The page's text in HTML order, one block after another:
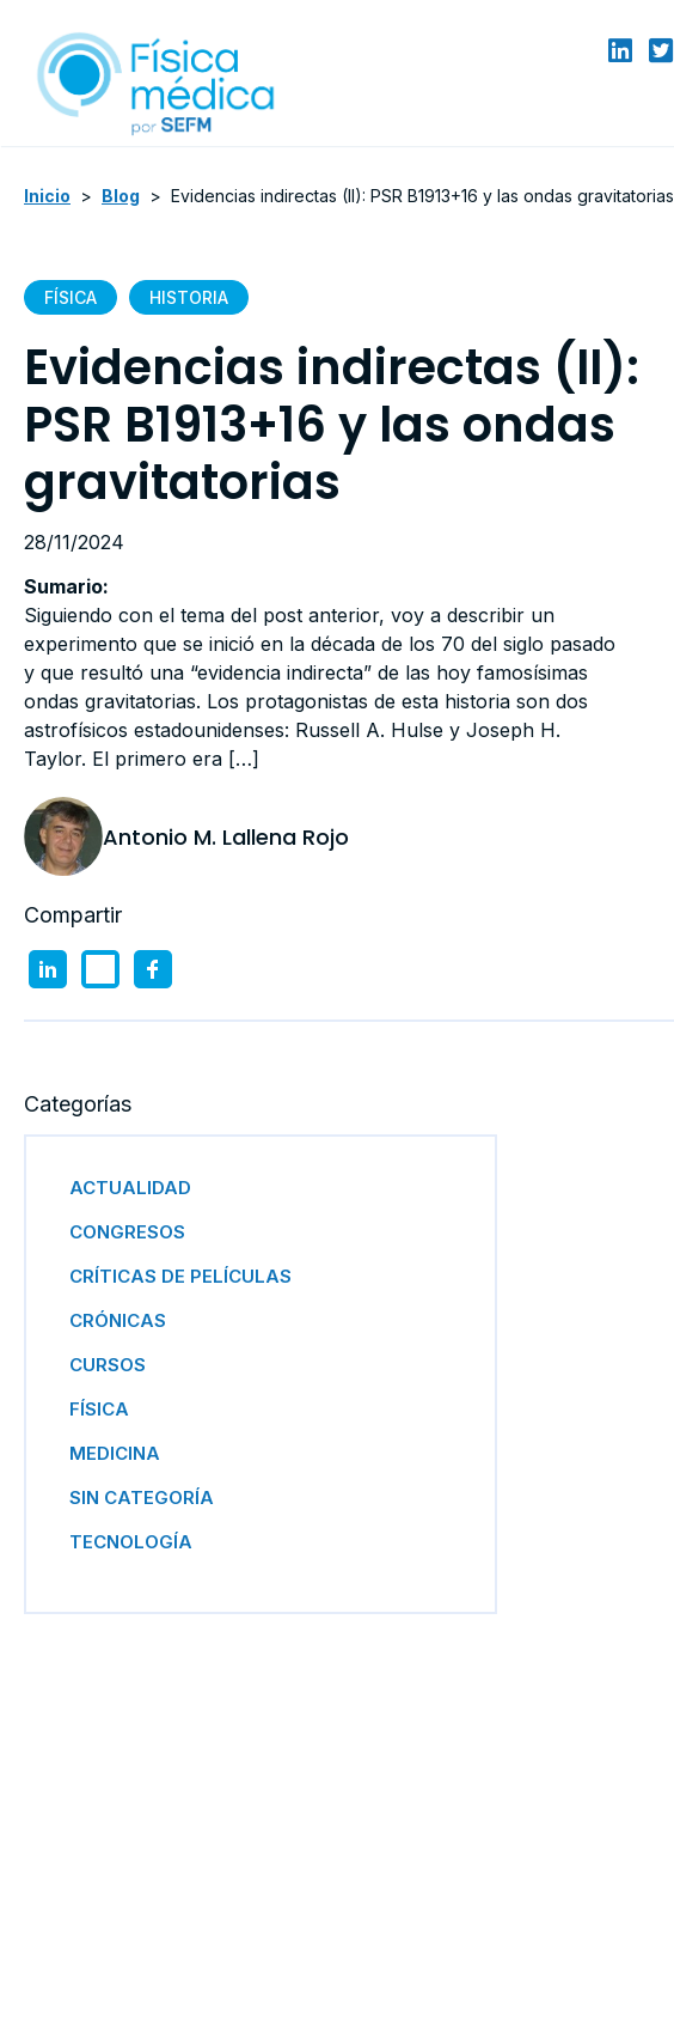
Inicio > Blog > Evidencias indirectas (II): PSR B1913+16 y las ondas gravitatorias
FÍSICA HISTORIA
Evidencias indirectas (II):
PSR B1913+16 y las ondas
gravitatorias
28/11/2024
Sumario:
Siguiendo con el tema del post anterior, voy a describir un
experimento que se inició en la década de los 70 del siglo pasado
y que resultó una “evidencia indirecta” de las hoy famosísimas
ondas gravitatorias. Los protagonistas de esta historia son dos
astrofísicos estadounidenses: Russell A. Hulse y Joseph H.
Taylor. El primero era […]
Antonio M. Lallena Rojo
Compartir
Categorías
ACTUALIDAD
CONGRESOS
CRÍTICAS DE PELÍCULAS
CRÓNICAS
CURSOS
FÍSICA
MEDICINA
SIN CATEGORÍA
TECNOLOGÍA